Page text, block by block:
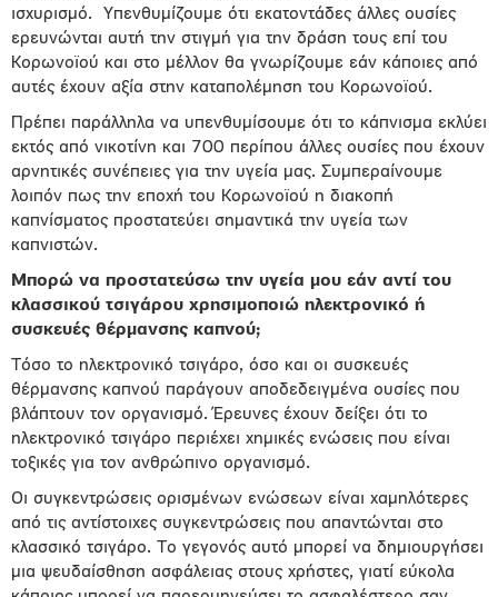
ισχυρισμό.
Υπενθυμίζουμε ότι εκατοντάδες άλλες ουσίες
ερευνώνται αυτή την στιγμή για την δράση τους επί του
Κορωνοϊού και στο μέλλον θα γνωρίζουμε εάν κάποιες από
αυτές έχουν αξία στην καταπολέμηση του Κορωνοϊού.
Πρέπει παράλληλα να υπενθυμίσουμε ότι το κάπνισμα εκλύει
εκτός από νικοτίνη και 700 περίπου άλλες ουσίες που έχουν
αρνητικές συνέπειες για την υγεία μας. Συμπεραίνουμε
λοιπόν πως την εποχή του Κορωνοϊού η διακοπή
καπνίσματος προστατεύει σημαντικά την υγεία των
καπνιστών.
Μπορώ να προστατεύσω την υγεία μου εάν αντί του
κλασσικού τσιγάρου χρησιμοποιώ ηλεκτρονικό ή
συσκευές θέρμανσης καπνού;
Τόσο το ηλεκτρονικό τσιγάρο, όσο και οι συσκευές
θέρμανσης καπνού παράγουν αποδεδειγμένα ουσίες που
βλάπτουν τον οργανισμό. Έρευνες έχουν δείξει ότι το
ηλεκτρονικό τσιγάρο περιέχει χημικές ενώσεις που είναι
τοξικές για τον ανθρώπινο οργανισμό.
Οι συγκεντρώσεις ορισμένων ενώσεων είναι χαμηλότερες
από τις αντίστοιχες συγκεντρώσεις που απαντώνται στο
κλασσικό τσιγάρο. Το γεγονός αυτό μπορεί να δημιουργήσει
μια ψευδαίσθηση ασφάλειας στους χρήστες, γιατί εύκολα